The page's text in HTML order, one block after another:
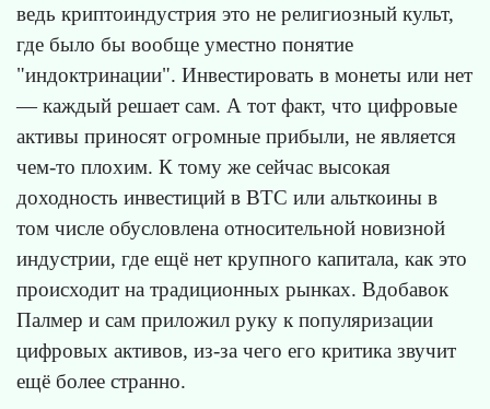
ведь криптоиндустрия это не религиозный культ,
где было бы вообще уместно понятие
"индоктринации". Инвестировать в монеты или нет
— каждый решает сам. А тот факт, что цифровые
активы приносят огромные прибыли, не является
чем-то плохим. К тому же сейчас высокая
доходность инвестиций в BTC или альткоины в
том числе обусловлена относительной новизной
индустрии, где ещё нет крупного капитала, как это
происходит на традиционных рынках. Вдобавок
Палмер и сам приложил руку к популяризации
цифровых активов, из-за чего его критика звучит
ещё более странно.